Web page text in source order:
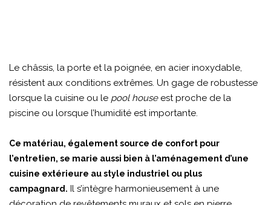
Le châssis, la porte et la poignée, en acier inoxydable,
résistent aux conditions extrêmes. Un gage de robustesse
lorsque la cuisine ou le pool houseest proche de la
piscine ou lorsque l’humidité est importante.
Ce matériau, également source de confort pour
l’entretien, se marie aussi bien à l’aménagement d’une
cuisine extérieure au style industriel ou plus
campagnard. Il s’intègre harmonieusement à une